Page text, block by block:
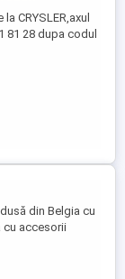
CRYSLER,axul
81 28 dupa codul
la ce parte a
este FIX.
din Belgia cu
cu accesorii